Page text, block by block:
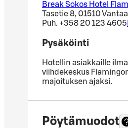
Break Sokos Hotel
Tasetie 8, 01510 Vantaa
Puh. +358 20 123 4605
Pysäköinti
Hotellin asiakkaille
viihdekeskus
majoituksen ajaksi.
Pöytämuodot